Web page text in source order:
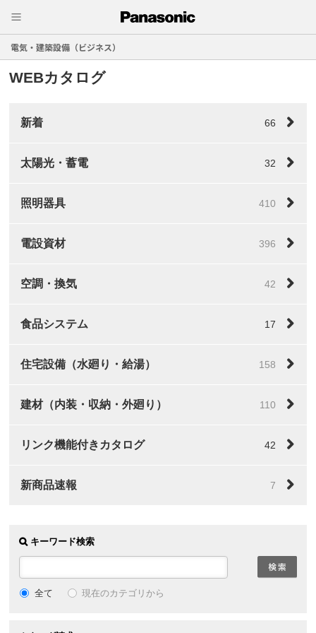
電気・建築設備（ビジネス）
WEBカタログ
新着 66
太陽光・蓄電 32
照明器具 410
電設資材 396
空調・換気 42
食品システム 17
住宅設備（水廻り・給湯） 158
建材（内装・収納・外廻り） 110
リンク機能付きカタログ 42
新商品速報 7
キーワード検索
全て 現在のカテゴリから